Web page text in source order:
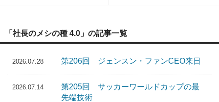
「社長のメシの種 4.0」の記事一覧
2026.07.28 第206回 ジェンスン・ファンCEO来日
2026.07.14
第205回 サッカーワールドカップの最
先端技術